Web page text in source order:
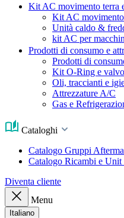
Kit AC movimento terra
Kit AC
Unità caldo &
kit AC per
Prodotti di consumo e
Prodotti di
Kit O-Ring e
Oli, traccianti e
Attrezzature A/C
Gas e
Cataloghi
Catalogo Gruppi
Catalogo Ricambi e
Diventa cliente
Menu
Italiano